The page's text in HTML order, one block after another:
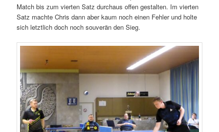
Match bis zum vierten Satz durchaus offen gestalten. Im vierten
Satz machte Chris dann aber kaum noch einen Fehler und holte
sich letztlich doch noch souverän den Sieg.